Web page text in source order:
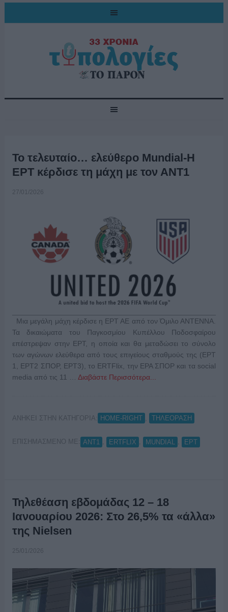
Το τελευταίο… ελεύθερο Mundial-Η
ΕΡΤ κέρδισε τη μάχη με τον ΑΝΤ1
27/01/2026
Μια μεγάλη μάχη κέρδισε η ΕΡΤ ΑΕ από τον Όμιλο ΑΝΤΕΝΝΑ.
Τα δικαιώματα του Παγκοσμίου Κυπέλλου Ποδοσφαίρου
επέστρεψαν στην ΕΡΤ, η οποία και θα μεταδώσει το σύνολο
των αγώνων ελεύθερα από τους επιγείους σταθμούς της (ΕΡΤ
1, ΕΡΤ2 ΣΠΟΡ, ΕΡΤ3), το ERTFlix, την ΕΡΑ ΣΠΟΡ και τα social
media από τις 11 … Διαβάστε Περισσότερα...
ΑΝΗΚΕΙ ΣΤΗΝ ΚΑΤΗΓΟΡΙΑ: HOME-RIGHT ΤΗΛΕΟΡΑΣΗ
ΕΠΙΣΗΜΑΣΜΕΝΟ ΜΕ: ANT1 ERTFLIX MUNDIAL ΕΡΤ
Τηλεθέαση εβδομάδας 12 – 18
Ιανουαρίου 2026: Στο 26,5% τα «άλλα»
της Nielsen
25/01/2026